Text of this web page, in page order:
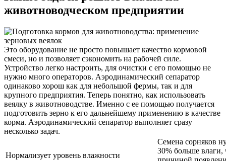
животноводческом предприятии
Это оборудование не просто повышает качество кормовой
смеси, но и позволяет сэкономить на рабочей силе.
Устройство легко настроить, для очистки с его помощью не
нужно много операторов. Аэродинамический сепаратор
одинаково хорош как для небольшой фермы, так и для
крупного предприятия. Теперь понятно, как использовать
веялку в животноводстве. Именно с ее помощью получается
подготовить зерно к его дальнейшему применению в качестве
корма. Аэродинамический сепаратор выполняет сразу
несколько задач.
Нормализует уровень влажности
Семена сорняков
30% больше влаги,